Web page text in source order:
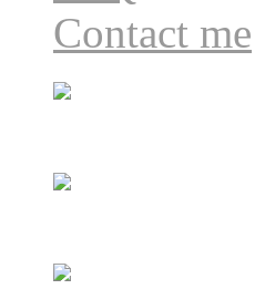
Contact me